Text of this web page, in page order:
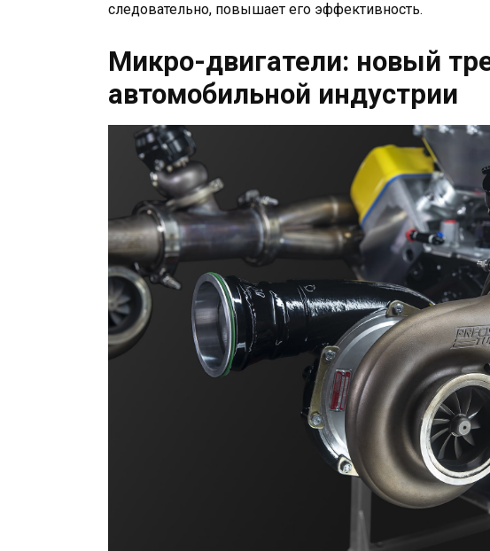
следовательно, повышает его эффективность.
Микро-двигатели: новый
автомобильной индустрии